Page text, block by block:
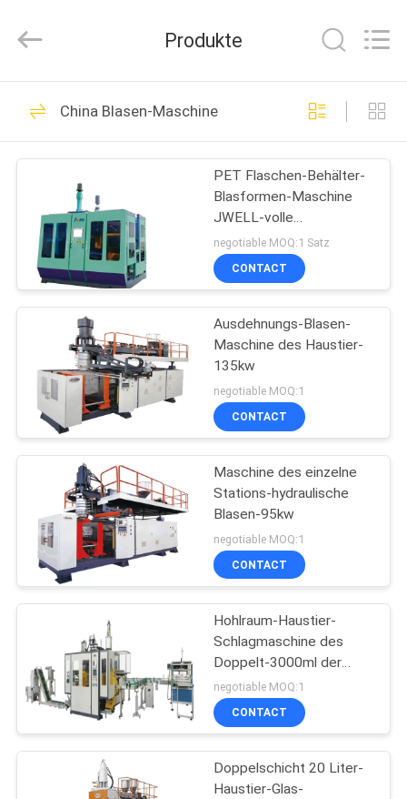
HAUS
PRODUKTE
ÜBER
UNS
FABRIK-
AUSFLUG
QUALITÄTSKONTROLLE
TRETEN
MIT
UNS
VERBINDUNG
NACHRICHTEN
FÄLLE
SITEMAP
TECHNOLOGY
CO.,LTD.
Reserved.
Maschinen
25
Plastik, der
Maschine
aufbereitend
pelletisiert
19
Produkte
China Blasen-Maschine
PET Flaschen-Behälter-
Blasformen-Maschine
JWELL-volle
automatische 45kw
Plastik-HAUSTIER-pp.
negotiable MOQ:1 Satz
CONTACT
Ausdehnungs-Blasen-
Maschine des Haustier-
135kw
negotiable MOQ:1
CONTACT
Maschine des einzelne
Stations-hydraulische
Blasen-95kw
negotiable MOQ:1
CONTACT
Hohlraum-Haustier-
Schlagmaschine des
Doppelt-3000ml der
Stations-2
negotiable MOQ:1
CONTACT
Doppelschicht 20 Liter-
Haustier-Glas-